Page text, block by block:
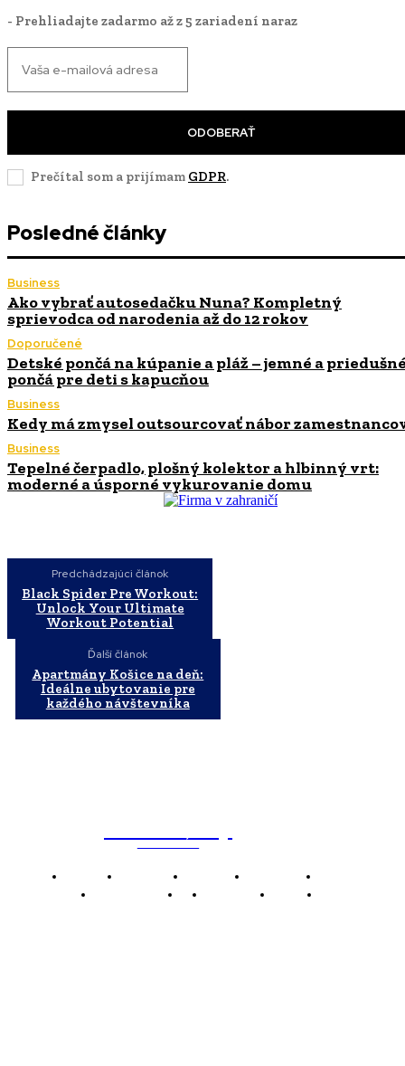
- Prehliadajte zadarmo až z 5 zariadení naraz
ODOBERAŤ
Prečítal som a prijímam GDPR.
Posledné články
Business
Ako vybrať autosedačku Nuna? Kompletný
sprievodca od narodenia až do 12 rokov
Doporučené
Detské pončá na kúpanie a pláž – jemné a
pončá pre deti s kapucňou
Business
Kedy má zmysel outsourcovať nábor
Business
Tepelné čerpadlo, plošný kolektor a hlbinný vrt:
moderné a úsporné vykurovanie domu
Predchádzajúci článok
Black Spider Pre Workout:
Unlock Your Ultimate
Workout Potential
Ďalší článok
Apartmány Košice na deň:
Ideálne ubytovanie pre
každého návštevníka
MAGAZÍN